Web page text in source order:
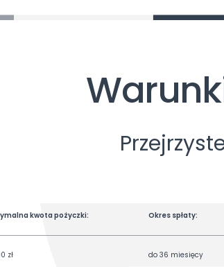
kwota pożyczki: Okres spłaty:
zł do 36 miesięcy